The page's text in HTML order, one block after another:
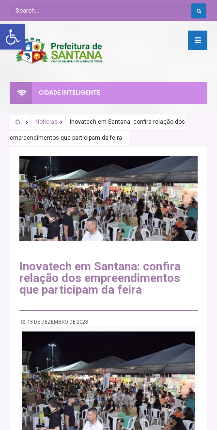
Abrir a barra de ferramentas
CIDADE INTELIGENTE
Noticias Inovatech em Santana: confira relação dos
empreendimentos que participam da feira
Inovatech em Santana: confira
relação dos empreendimentos
que participam da feira
13 DE DEZEMBRO DE 2023